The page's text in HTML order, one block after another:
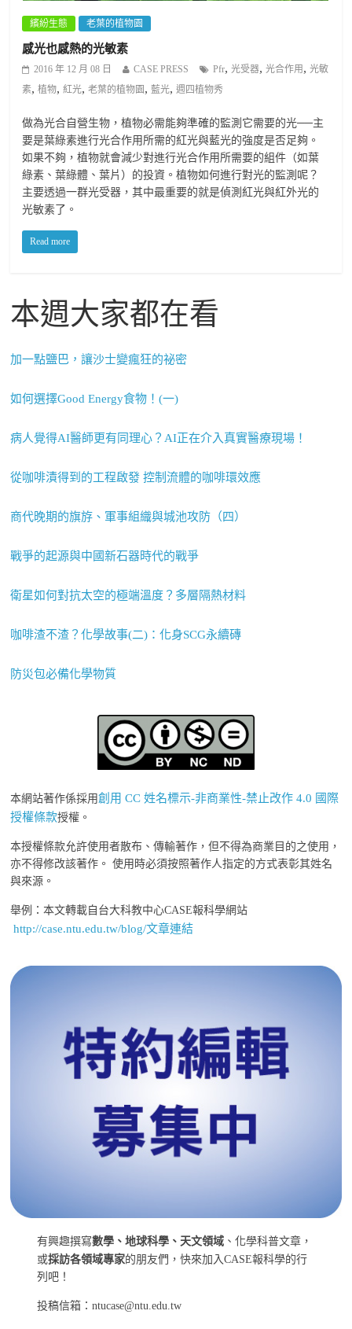
繽紛生態 老葉的植物園
感光也感熱的光敏素
2016 年 12 月 08 日 CASE PRESS Pfr,光受器,光合作用 ,光敏
素,植物,紅光,老葉的植物園 ,藍光,週四植物秀
做為光合自營生物，植物必需能夠準確的監測它需要的光──主
要是葉綠素進行光合作用所需的紅光與藍光的強度是否足夠。
如果不夠，植物就會減少對進行光合作用所需要的組件（如葉
綠素、葉綠體、葉片）的投資。植物如何進行對光的監測呢？
主要透過一群光受器，其中最重要的就是偵測紅光與紅外光的
光敏素了。
Read more
本週大家都在看
加一點鹽巴，讓沙士變瘋狂的祕密
如何選擇Good Energy食物！(一)
病人覺得AI醫師更有同理心？AI正在介入真實醫療現場！
從咖啡漬得到的工程啟發 控制流體的咖啡環效應
商代晚期的旗斿、軍事組織與城池攻防（四）
戰爭的起源與中國新石器時代的戰爭
衛星如何對抗太空的極端溫度？多層隔熱材料
咖啡渣不渣？化學故事(二)：化身SCG永續磚
防災包必備化學物質
本網站著作係採用創用 CC 姓名標示-非商業性-禁止改作 4.0 國際
授權條款授權。
本授權條款允許使用者散布、傳輸著作，但不得為商業目的之使用，
亦不得修改該著作。 使用時必須按照著作人指定的方式表彰其姓名
與來源。
舉例：本文轉載自台大科教中心CASE報科學網站
http://case.ntu.edu.tw/blog/文章連結
有興趣撰寫數學、地球科學、天文領域 、化學科普文章，
或採訪各領域專家的朋友們，快來加入CASE報科學的行
列吧！
投稿信箱：ntucase@ntu.edu.tw